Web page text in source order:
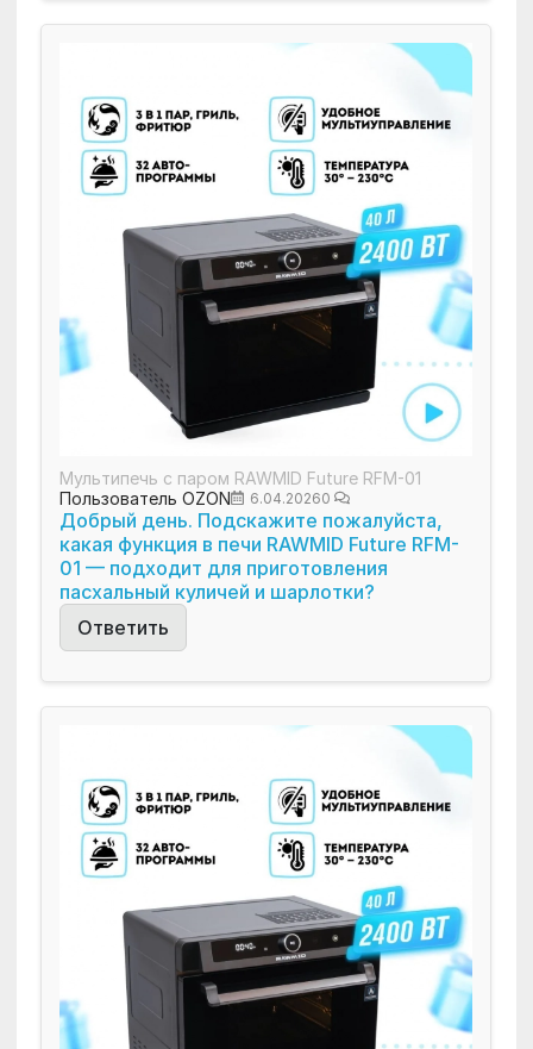
Мультипечь с паром RAWMID Future RFM-01
Пользователь OZON
6.04.20260
Добрый день. Подскажите пожалуйста,
какая функция в печи RAWMID Future RFM-
01 — подходит для приготовления
пасхальный куличей и шарлотки?
Ответить